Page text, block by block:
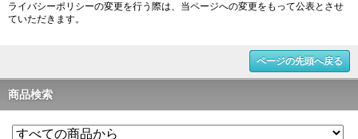
ライバシーポリシーの変更を行う際は、当ページへの変更をもって公表とさせ
ていただきます。
ページの先頭へ戻る
商品検索